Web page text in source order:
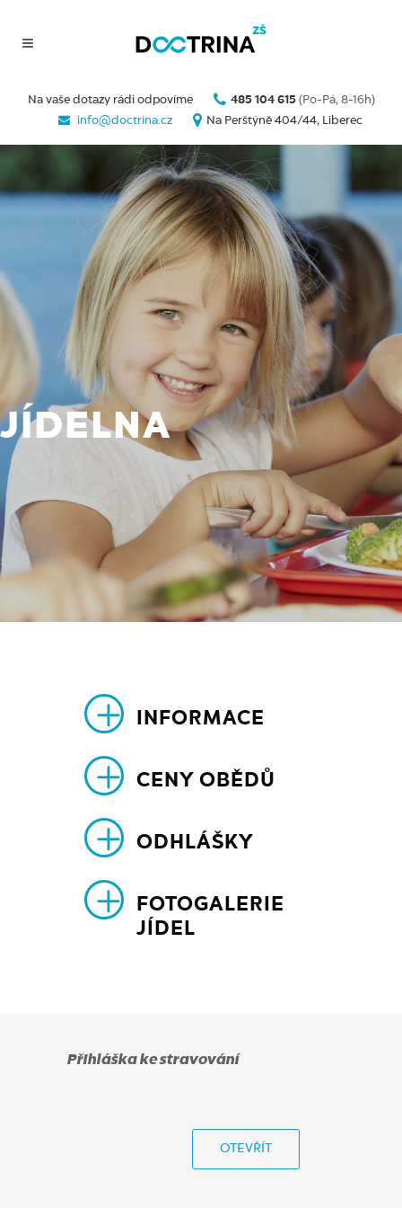
Na vaše dotazy rádi odpovíme 485 104 615 (Po-Pá, 8-16h)
info@doctrina.cz
Na Perštýně 404/44, Liberec
JÍDELNA
INFORMACE
CENY OBĚDŮ
ODHLÁŠKY
FOTOGALERIE
JÍDEL
Přihláška ke stravování
OTEVŘÍT